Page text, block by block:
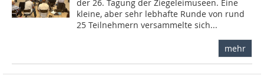
der 26. Tagung der Ziegeleimuseen. Eine
kleine, aber sehr lebhafte Runde von rund
25 Teilnehmern versammelte sich...
mehr